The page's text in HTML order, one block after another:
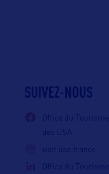
SUIVEZ-NOUS
Office du Tourisme
des USA
visit usa france
Office du Tourisme